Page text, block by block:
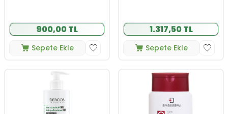
900,00 TL
Sepete Ekle
1.317,50 TL
Sepete Ekle